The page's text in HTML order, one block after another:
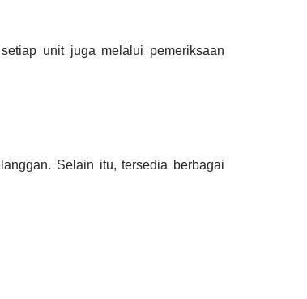
unit juga melalui pemeriksaan
Selain itu, tersedia berbagai